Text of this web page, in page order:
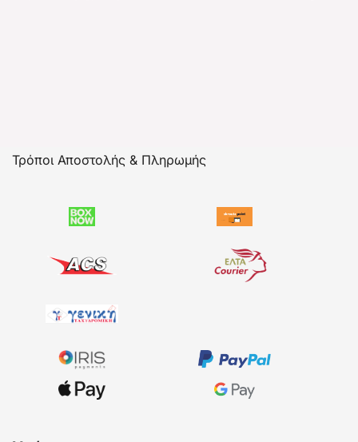
Τρόποι Αποστολής & Πληρωμής